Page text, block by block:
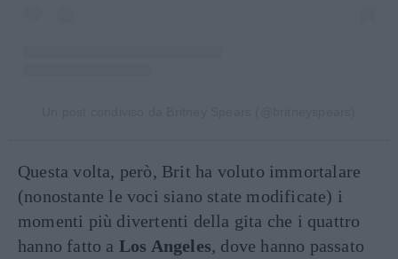
Questa volta, però, Brit ha voluto immortalare
(nonostante le voci siano state modificate) i
momenti più divertenti della gita che i quattro
hanno fatto a Los Angeles, dove hanno passato